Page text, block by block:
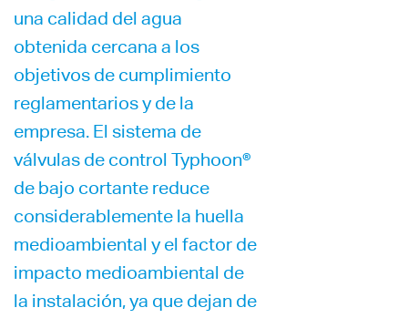
una calidad del agua
obtenida cercana a los
objetivos de cumplimiento
reglamentarios y de la
empresa. El sistema de
válvulas de control Typhoon®
de bajo cortante reduce
considerablemente la huella
medioambiental y el factor de
impacto medioambiental de
la instalación, ya que dejan de